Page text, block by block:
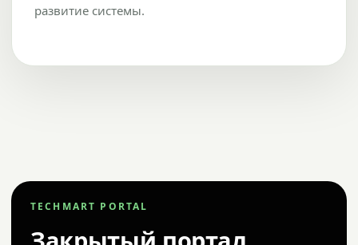
развитие системы.
TECHMART PORTAL